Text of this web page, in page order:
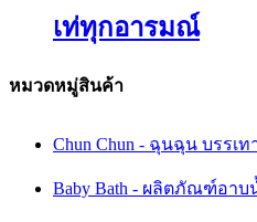
เท่ทุกอารมณ์
หมวดหมู่สินค้า
Chun Chun - ฉุนฉุน บรรเ
Baby Bath - ผลิตภัณฑ์อาบ